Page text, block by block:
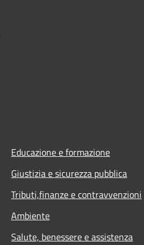
Educazione e formazione
Giustizia e sicurezza pubblica
Tributi,finanze e contravvenzioni
Ambiente
Salute, benessere e assistenza